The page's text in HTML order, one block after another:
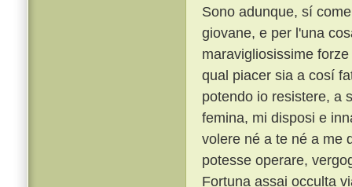
Sono adunque, sí
giovane, e per l'una
maravigliosissime
qual piacer sia a cosí
potendo io resistere, a
femina, mi disposi e
volere né a te né a me
potesse operare,
Fortuna assai occulta